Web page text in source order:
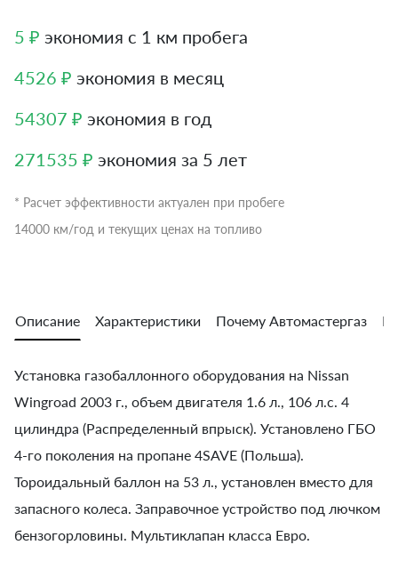
5 ₽ экономия с 1 км пробега
4526 ₽ экономия в месяц
54307 ₽ экономия в год
271535 ₽ экономия за 5 лет
* Расчет эффективности актуален при пробеге
14000 км/год и текущих ценах на топливо
Описание Характеристики Почему Автомастергаз
Установка газобаллонного оборудования на Nissan
Wingroad 2003 г., объем двигателя 1.6 л., 106 л.с. 4
цилиндра (Распределенный впрыск). Установлено ГБО
4-го поколения на пропане 4SAVE (Польша).
Тороидальный баллон на 53 л., установлен вместо для
запасного колеса. Заправочное устройство под лючком
бензогорловины. Мультиклапан класса Евро.